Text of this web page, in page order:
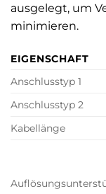
ausgelegt, um
minimieren.
EIGENSCHAFT
Anschlusstyp 1
Anschlusstyp 2
Kabellänge